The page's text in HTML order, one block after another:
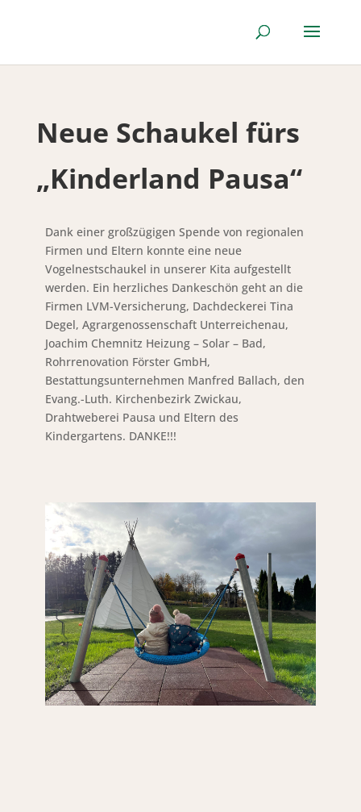
Neue Schaukel fürs
„Kinderland Pausa“
Dank einer großzügigen Spende von regionalen
Firmen und Eltern konnte eine neue
Vogelnestschaukel in unserer Kita aufgestellt
werden. Ein herzliches Dankeschön geht an die
Firmen LVM-Versicherung, Dachdeckerei Tina
Degel, Agrargenossenschaft Unterreichenau,
Joachim Chemnitz Heizung – Solar – Bad,
Rohrrenovation Förster GmbH,
Bestattungsunternehmen Manfred Ballach, den
Evang.-Luth. Kirchenbezirk Zwickau,
Drahtweberei Pausa und Eltern des
Kindergartens. DANKE!!!